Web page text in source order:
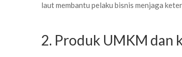
laut membantu pelaku bisnis menjaga
2. Produk UMKM dan